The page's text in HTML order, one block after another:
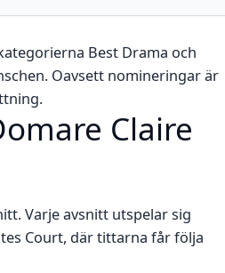
Best Drama och
Oavsett nomineringar är
Claire
Varje avsnitt utspelar sig
Court, där tittarna får följa